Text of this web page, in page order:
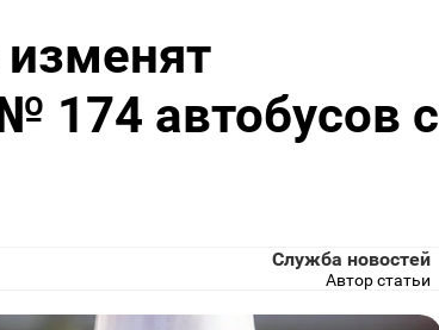
автобусов с
Служба новостей
Автор статьи